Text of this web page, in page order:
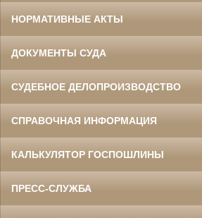
НОРМАТИВНЫЕ АКТЫ
ДОКУМЕНТЫ СУДА
СУДЕБНОЕ ДЕЛОПРОИЗВОДСТВО
СПРАВОЧНАЯ ИНФОРМАЦИЯ
КАЛЬКУЛЯТОР ГОСПОШЛИНЫ
ПРЕСС-СЛУЖБА